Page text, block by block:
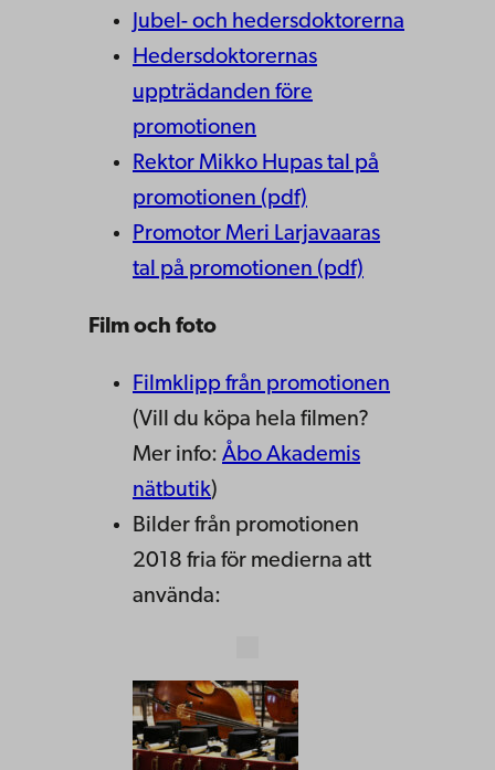
Jubel- och hedersdoktorerna
Hedersdoktorernas
uppträdanden före
promotionen
Rektor Mikko Hupas tal på
promotionen (pdf)
Promotor Meri Larjavaaras
tal på promotionen (pdf)
Film och foto
Filmklipp från promotionen
(Vill du köpa hela filmen?
Mer info: Åbo Akademis
nätbutik)
Bilder från promotionen
2018 fria för medierna att
använda: